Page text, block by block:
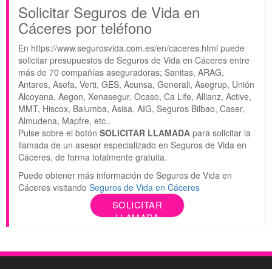
Solicitar Seguros de Vida en
Cáceres por teléfono
En https://www.segurosvida.com.es/en/caceres.html puede
solicitar presupuestos de Seguros de Vida en Cáceres entre
más de 70 compañías aseguradoras; Sanitas, ARAG,
Antares, Asefa, Verti, GES, Acunsa, Generali, Asegrup, Unión
Alcoyana, Aegon, Xenasegur, Ocaso, Ca Life, Allianz, Active,
MMT, Hiscox, Balumba, Asisa, AIG, Seguros Bilbao, Caser,
Almudena, Mapfre, etc..
Pulse sobre el botón SOLICITAR LLAMADA para solicitar la
llamada de un asesor especializado en Seguros de Vida en
Cáceres, de forma totalmente gratuita.
Puede obtener más información de Seguros de Vida en
Cáceres visitando Seguros de Vida en Cáceres
SOLICITAR
LLAMADA